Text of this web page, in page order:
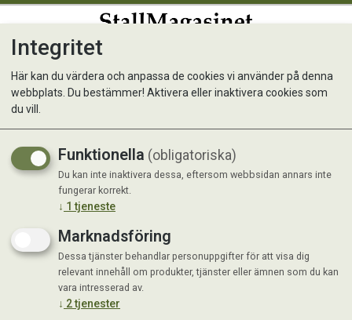
Karbinhake Mod. BGB
Integritet
Här kan du värdera och anpassa de cookies vi använder på denna
webbplats. Du bestämmer! Aktivera eller inaktivera cookies som
du vill.
Funktionella (obligatoriska)
Du kan inte inaktivera dessa, eftersom webbsidan annars inte
fungerar korrekt.
↓ 1 tjeneste
Marknadsföring
Dessa tjänster behandlar personuppgifter för att visa dig
relevant innehåll om produkter, tjänster eller ämnen som du kan
vara intresserad av.
↓ 2tjenester